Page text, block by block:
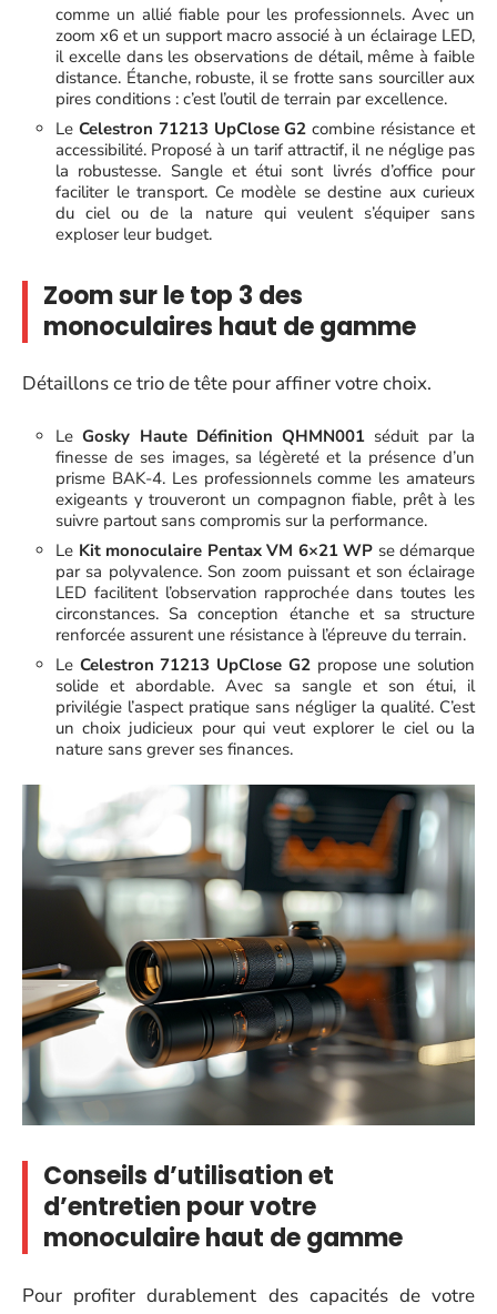
comme un allié fiable pour les professionnels. Avec un
zoom x6 et un support macro associé à un éclairage LED,
il excelle dans les observations de détail, même à faible
distance. Étanche, robuste, il se frotte sans sourciller aux
pires conditions : c’est l’outil de terrain par excellence.
Le Celestron 71213 UpClose G2 combine résistance et
accessibilité. Proposé à un tarif attractif, il ne néglige pas
la robustesse. Sangle et étui sont livrés d’office pour
faciliter le transport. Ce modèle se destine aux curieux
du ciel ou de la nature qui veulent s’équiper sans
exploser leur budget.
Zoom sur le top 3 des
monoculaires haut de gamme
Détaillons ce trio de tête pour affiner votre choix.
LeGosky Haute Définition QHMN001 séduit par la
finesse de ses images, sa légèreté et la présence d’un
prisme BAK-4. Les professionnels comme les amateurs
exigeants y trouveront un compagnon fiable, prêt à les
suivre partout sans compromis sur la performance.
Le Kit monoculaire Pentax VM 6×21 WP se démarque
par sa polyvalence. Son zoom puissant et son éclairage
LED facilitent l’observation rapprochée dans toutes les
circonstances. Sa conception étanche et sa structure
renforcée assurent une résistance à l’épreuve du terrain.
Le Celestron 71213 UpClose G2propose une solution
solide et abordable. Avec sa sangle et son étui, il
privilégie l’aspect pratique sans négliger la qualité. C’est
un choix judicieux pour qui veut explorer le ciel ou la
nature sans grever ses finances.
Conseils d’utilisation et
d’entretien pour votre
monoculaire haut de gamme
Pour profiter durablement des capacités de votre